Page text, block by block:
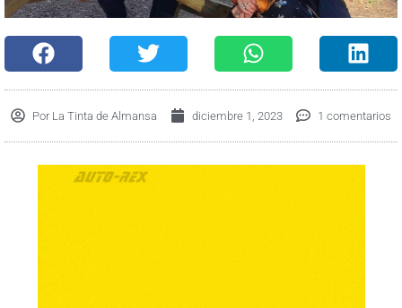
Por La Tinta de Almansa diciembre 1, 2023 1 comentarios